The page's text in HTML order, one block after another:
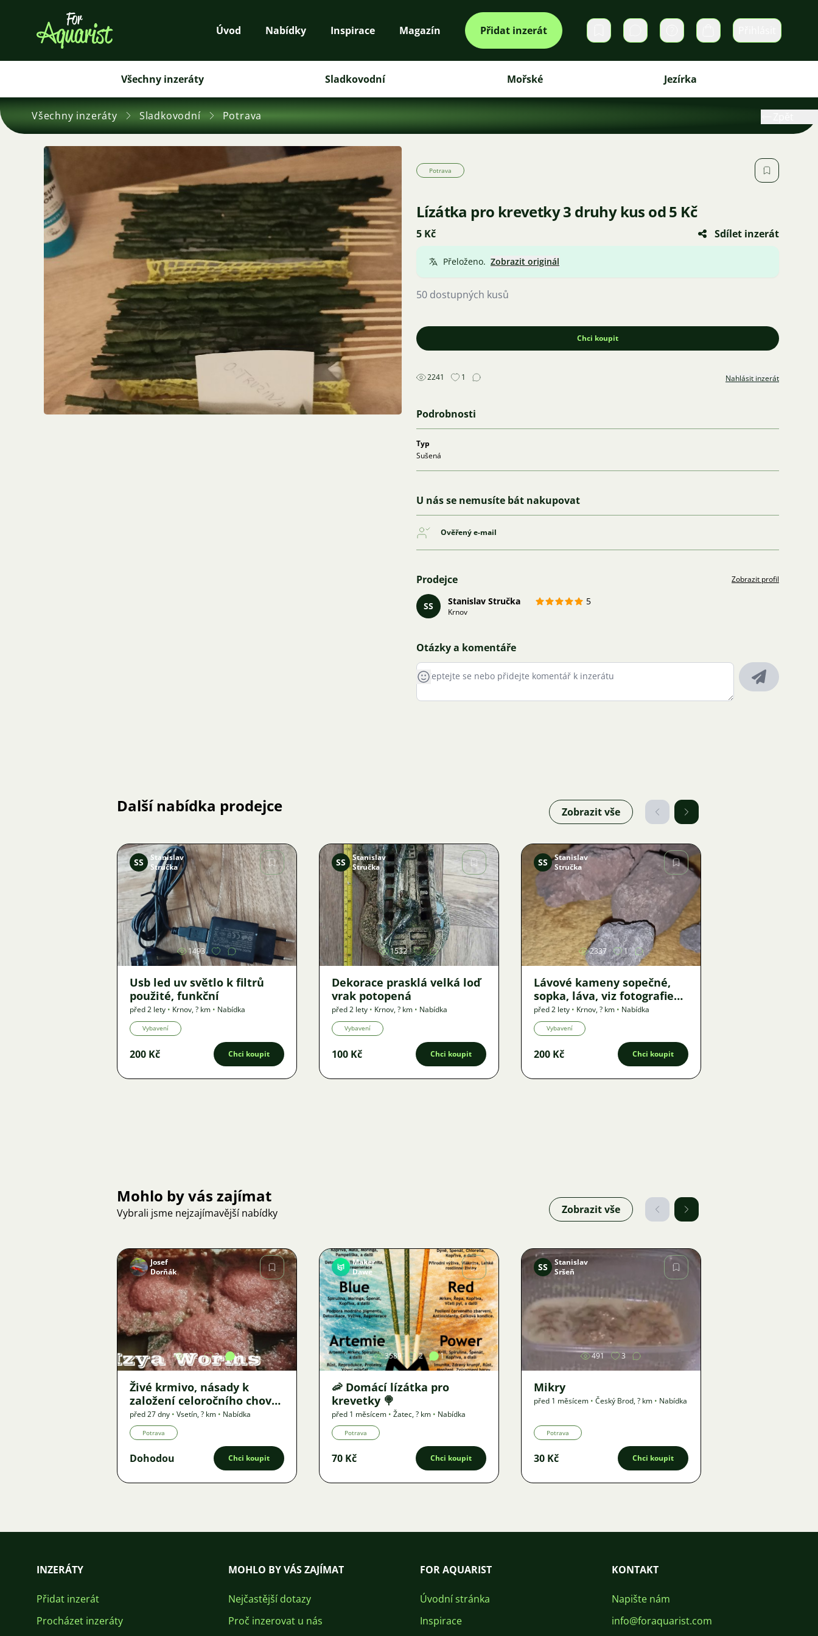
Úvod Nabídky Inspirace Magazín Přidat inzerát Soukromé zprávy Košík
Všechny inzeráty Sladkovodní Mořské Jezírka
Všechny inzeráty Sladkovodní Potrava
Potrava
Lízátka pro krevetky 3 druhy kus od 5 Kč
5 Kč Sdílet inzerát
Přeloženo. Zobrazit originál
50 dostupných kusů
Chci koupit
2241 1 Nahlásit inzerát
Podrobnosti
Typ
Sušená
U nás se nemusíte bát nakupovat
Ověřený e-mail
Prodejce Zobrazit profil
SS Stanislav Stručka 5
Krnov
Otázky a komentáře
Další nabídka prodejce Zobrazit vše
Obrázek
SS
Stanislav
Stručka
1493
Usb led uv světlo k filtrů
použité, funkční
před 2 lety • Krnov,? km • Nabídka
Vybavení
200 Kč Chci koupit
Obrázek
SS
Stanislav
Stručka
1532
Dekorace prasklá velká loď
vrak potopená
před 2 lety • Krnov,? km • Nabídka
Vybavení
100 Kč Chci koupit
Obrázek
SS
Stanislav
Stručka
2337 1
Lávové kameny sopečné,
sopka, láva, viz fotografie
pouze jako celek
před 2 lety • Krnov,? km • Nabídka
Vybavení
200 Kč Chci koupit
Mohlo by vás zajímat
Vybrali jsme nejzajímavější nabídky Zobrazit vše
Obrázek
Josef
Dorňák
922 3 1
Živé krmivo, násady k
založení celoročního chovu
- Auloforus, Izya, Grindal,
Roupice, Moina,
před 27 dny • Vsetín,? km • Nabídka
Potrava
Dohodou Chci koupit
Obrázek
Maker
Dawe
3589 2 1
🦐 Domácí lízátka pro
krevetky 🍭
před 1 měsícem • Žatec,? km • Nabídka
Potrava
70 Kč Chci koupit
Obrázek
SS
Stanislav
Sršeň
491 3
Mikry
před 1 měsícem • Český Brod,? km • Nabídka
Potrava
30 Kč Chci koupit
INZERÁTY
Přidat inzerát
Procházet inzeráty
MOHLO BY VÁS ZAJÍMAT
Nejčastější dotazy
Proč inzerovat u nás
FOR AQUARIST
Úvodní stránka
Inspirace
KONTAKT
Napište nám
info@foraquarist.com